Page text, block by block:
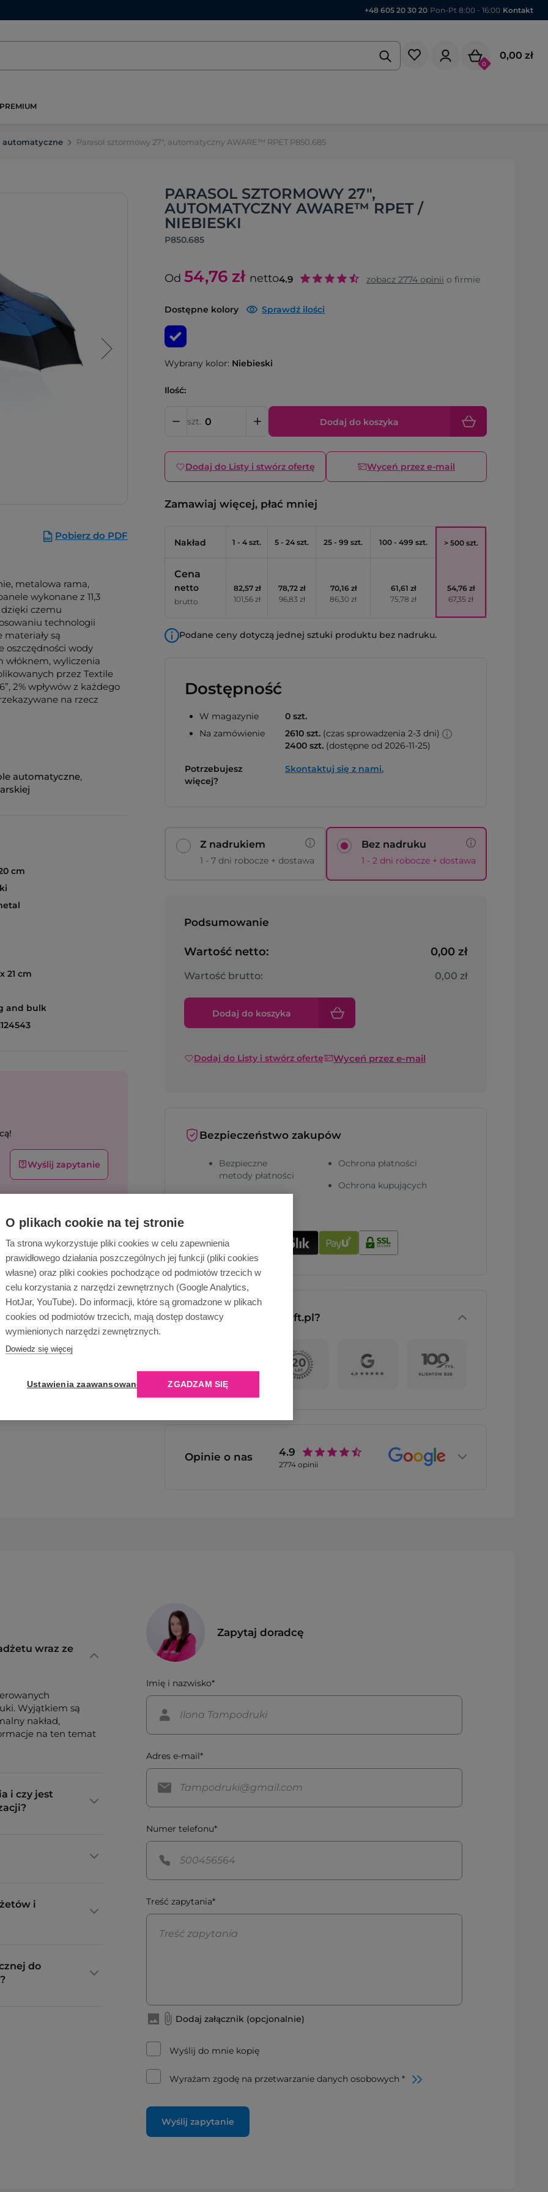
O plikach cookie na tej stronie
Ta strona wykorzystuje pliki cookies w celu zapewnienia
prawidłowego działania poszczególnych jej funkcji (pliki cookies
własne) oraz pliki cookies pochodzące od podmiotów trzecich w
celu korzystania z narzędzi zewnętrznych (Google Analytics,
HotJar, YouTube). Do informacji, które są gromadzone w plikach
cookies od podmiotów trzecich, mają dostęp dostawcy
wymienionych narzędzi zewnętrznych.
Dowiedz się więcej
Ustawienia zaawansowane ZGADZAM SIĘ
+48 605 20 30 20 Pon-Pt 8:00 - 16:00 Kontakt
0
0,00 zł
PREMIUM
automatyczne Parasol sztormowy 27", automatyczny AWARE™ RPET P850.685
PARASOL SZTORMOWY 27",
AUTOMATYCZNY AWARE™ RPET /
NIEBIESKI
P850.685
Pobierz do PDF
metalowa rama,
wykonane z 11,3
czemu
technologii
są
oszczędności wody
wyliczenia
przez Textile
2% wpływów z każdego
na rzecz
automatyczne,
cm
21 cm
and bulk
Wyślij zapytanie
Od 54,76 zł netto4.9 zobacz 2774 opinii o firmie
Dostępne kolory Sprawdź ilości
Wybrany kolor: Niebieski
Ilość:
szt. Dodaj do koszyka
Dodaj do Listy i stwórz ofertę Wyceń przez e-mail
Zamawiaj więcej, płać mniej
Nakład 1 - 4 szt. 5 - 24 szt. 25 - 99 szt. 100 - 499 szt. > 500 szt.
Cena
netto
brutto
82,57 zł
101,56 zł
78,72 zł
96,83 zł
70,16 zł
86,30 zł
61,61 zł
75,78 zł
54,76 zł
67,35 zł
Podane ceny dotyczą jednej sztuki produktu bez nadruku.
Dostępność
W magazynie
Na zamówienie
0 szt.
2610 szt.(czas sprowadzenia 2-3 dni)
2400 szt.(dostępne od 2026-11-25)
Potrzebujesz
więcej?
Skontaktuj się z nami.
Z nadrukiem
1 - 7 dni robocze + dostawa
Bez nadruku
1 - 2 dni robocze + dostawa
Podsumowanie
Wartość netto: 0,00 zł
Wartość brutto: 0,00 zł
Dodaj do koszyka
Dodaj do Listy i stwórz ofertę Wyceń przez e-mail
Bezpieczeństwo zakupów
Bezpieczne
metody płatności
Bezpieczna
Ochrona płatności
Ochrona kupujących
Dlaczego OpenGift.pl?
Opinie o nas 4.9
2774opinii
wraz ze
Wyjątkiem są
nakład,
na ten temat
i czy jest
i
do
Zapytaj doradcę
Imię i nazwisko*
Adres e-mail*
Numer telefonu*
Treść zapytania*
Dodaj załącznik (opcjonalnie)
Wyślij do mnie kopię
Wyrażam zgodę na przetwarzanie danych osobowych *
Wyślij zapytanie